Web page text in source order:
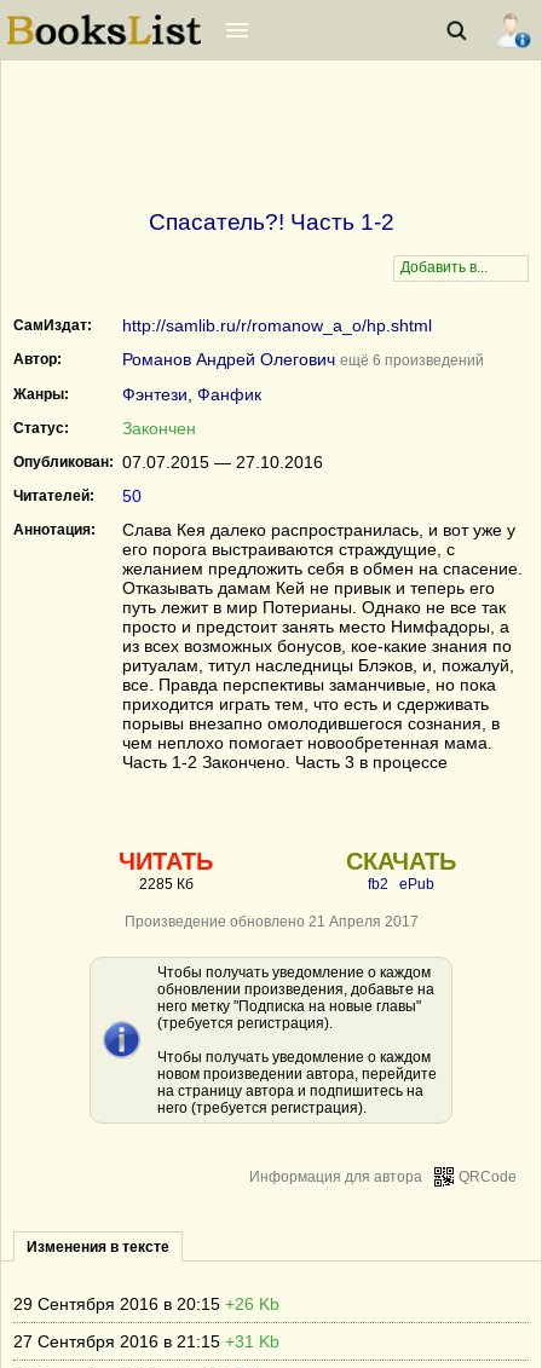
Спасатель?! Часть 1-2
СамИздат: http://samlib.ru/r/romanow_a_o/hp.shtml
Автор: Романов Андрей Олегович ещё 6 произведений
Жанры:
Фэнтези Фанфик
Статус: Закончен
Опубликован: 07.07.2015 — 27.10.2016
Читателей: 50
Аннотация:
Слава Кея далеко распространилась, и вот уже у
его порога выстраиваются страждущие, с
желанием предложить себя в обмен на спасение.
Отказывать дамам Кей не привык и теперь его
путь лежит в мир Потерианы. Однако не все так
просто и предстоит занять место Нимфадоры, а
из всех возможных бонусов, кое-какие знания по
ритуалам, титул наследницы Блэков, и, пожалуй,
все. Правда перспективы заманчивые, но пока
приходится играть тем, что есть и сдерживать
порывы внезапно омолодившегося сознания, в
чем неплохо помогает новообретенная мама.
Часть 1-2 Закончено. Часть 3 в процессе
ЧИТАТЬ
2285 Кб
СКАЧАТЬ
fb2 ePub
Произведение обновлено 21 Апреля 2017
Чтобы получать уведомление о каждом
обновлении произведения, добавьте на
него метку "Подписка на новые главы"
(требуется регистрация).
Чтобы получать уведомление о каждом
новом произведении автора, перейдите
на страницу автора и подпишитесь на
него (требуется регистрация).
QRCode
Информация для автора
Изменения в тексте
29 Сентября 2016 в 20:15 +26 Kb
27 Сентября 2016 в 21:15 +31 Kb